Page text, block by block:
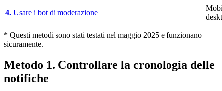
4. Usare i bot di moderazione
* Questi metodi sono stati testati nel maggio 2025 e funzionano
sicuramente.
Metodo 1. Controllare la cronologia delle
notifiche